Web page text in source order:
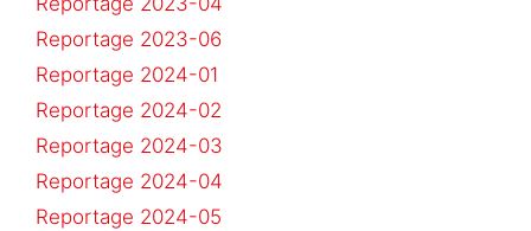
Reportage 2023-06
Reportage 2024-01
Reportage 2024-02
Reportage 2024-03
Reportage 2024-04
Reportage 2024-05